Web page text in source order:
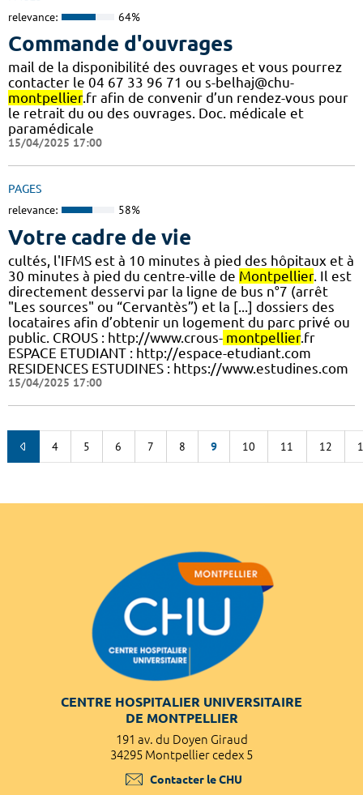
relevance: 64%
Commande d'ouvrages
mail de la disponibilité des ouvrages et vous pourrez
contacter le 04 67 33 96 71 ou s-belhaj@chu-
montpellier.fr afin de convenir d’un rendez-vous pour
le retrait du ou des ouvrages. Doc. médicale et
paramédicale
15/04/2025 17:00
PAGES
relevance: 58%
Votre cadre de vie
cultés, l'IFMS est à 10 minutes à pied des hôpitaux et à
30 minutes à pied du centre-ville de Montpellier. Il est
directement desservi par la ligne de bus n°7 (arrêt
"Les sources" ou “Cervantès”) et la [...] dossiers des
locataires afin d’obtenir un logement du parc privé ou
public. CROUS : http://www.crous- montpellier.fr
ESPACE ETUDIANT : http://espace-etudiant.com
RESIDENCES ESTUDINES : https://www.estudines.com
15/04/2025 17:00
4 5 6 7 8 9 10 11 12
CENTRE HOSPITALIER UNIVERSITAIRE
DE MONTPELLIER
191 av. du Doyen Giraud
34295 Montpellier cedex 5
Contacter le CHU